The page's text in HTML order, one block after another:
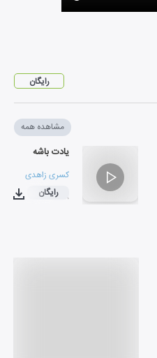
رایگان
مشاهده همه
یادت باشه
کسری زاهدی
۰۳:۲۸رایگان